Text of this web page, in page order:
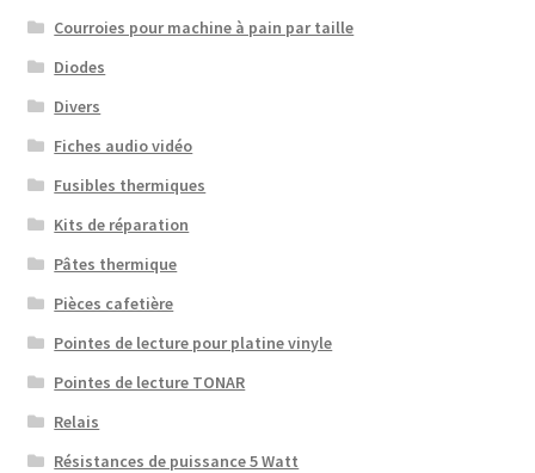
Courroies pour machine à pain par taille
Diodes
Divers
Fiches audio vidéo
Fusibles thermiques
Kits de réparation
Pâtes thermique
Pièces cafetière
Pointes de lecture pour platine vinyle
Pointes de lecture TONAR
Relais
Résistances de puissance 5 Watt